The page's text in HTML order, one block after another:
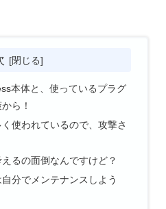
本体と、使っているプラグ
ら！
使われているので、攻撃さ
るの面倒なんですけど？
分でメンテナンスしよう